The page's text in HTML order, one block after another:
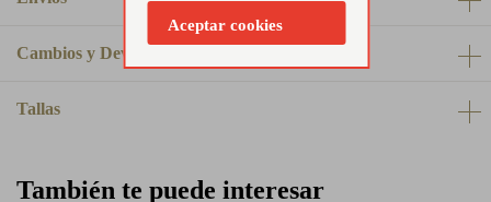
Cambios y Devoluciones
Tallas
También te puede interesar
Aceptar cookies